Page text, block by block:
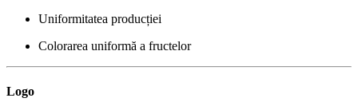
Uniformitatea producției
Colorarea uniformă a fructelor
Logo